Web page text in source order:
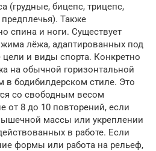
(грудные, бицепс, трицепс,
Также
спина и ноги. Существует
лёжа, адаптированных под
и виды спорта. Конкретно
на обычной горизонтальной
в бодибилдерском стиле. Это
со свободным весом
от 8 до 10 повторений, если
массы или укреплении
в работе. Если
формы или работа на рельеф,